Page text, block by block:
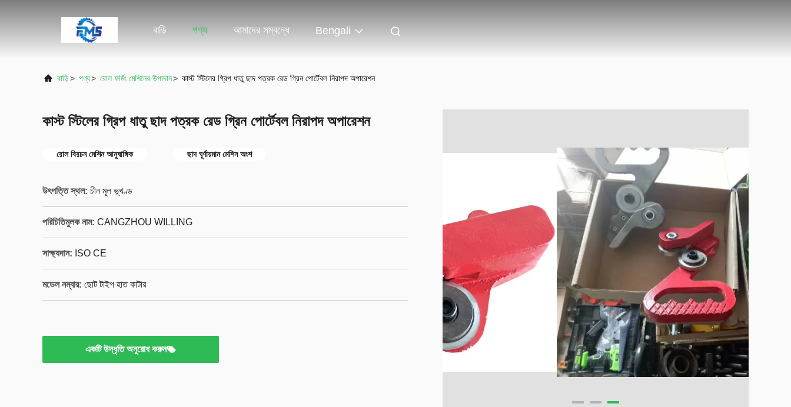
বাড়ি পণ্য আমাদের সম্বন্ধে Bengali
বাড়ি> পণ্য> রোল ফর্মিং মেশিনের উপাদান> কাস্ট স্টিলের গ্রিপ ধাতু ছাদ পত্রক রেড গ্রিন পোর্টেবল নিরাপদ অপারেশন
কাস্ট স্টিলের গ্রিপ ধাতু ছাদ পত্রক রেড গ্রিন পোর্টেবল নিরাপদ অপারেশন
রোল বিরচন মেশিন আনুষাঙ্গিক ছাদ ঘূর্ণায়মান মেশিন অংশ
উৎপত্তি স্থল: চীন মূল ভূখণ্ড
পরিচিতিমুলক নাম: CANGZHOU WILLING
সাক্ষ্যদান: ISO CE
মডেল নম্বার: ছোট টাইপ হাত কাটার
একটি উদ্ধৃতি অনুরোধ করুন